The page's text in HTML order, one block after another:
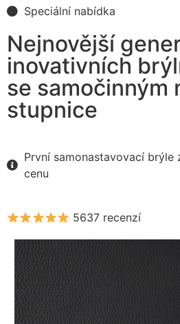
Speciální nabídka
Nejnovější
inovativních
se samočinným
stupnice
První samonastavovací brýle
cenu
5637 recenzí